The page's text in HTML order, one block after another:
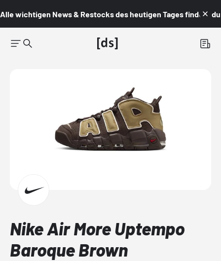
Alle wichtigen News & Restocks des heutigen Tages findest du
Nike Air More Uptempo
Baroque Brown